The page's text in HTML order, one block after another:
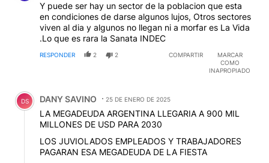
Y puede ser hay un sector de la poblacion que esta
en condiciones de darse algunos lujos, Otros sectores
viven al dia y algunos no llegan ni a morfar es La Vida
.Lo que es rara la Sanata INDEC
RESPONDER 2 2 COMPARTIR
MARCAR
COMO
INAPROPIADO
Comentario de DANY SAVINO.
DS DANY SAVINO 25 DE ENERO DE 2025
LA MEGADEUDA ARGENTINA LLEGARIA A 900 MIL
MILLONES DE USD PARA 2030
LOS JUVIOLADOS EMPLEADOS Y TRABAJADORES
PAGARAN ESA MEGADEUDA DE LA FIESTA